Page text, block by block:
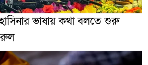
ভাষায় কথা বলতে শুরু